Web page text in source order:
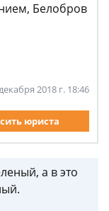
Белобров
2018 г. 18:46
юриста
а в это